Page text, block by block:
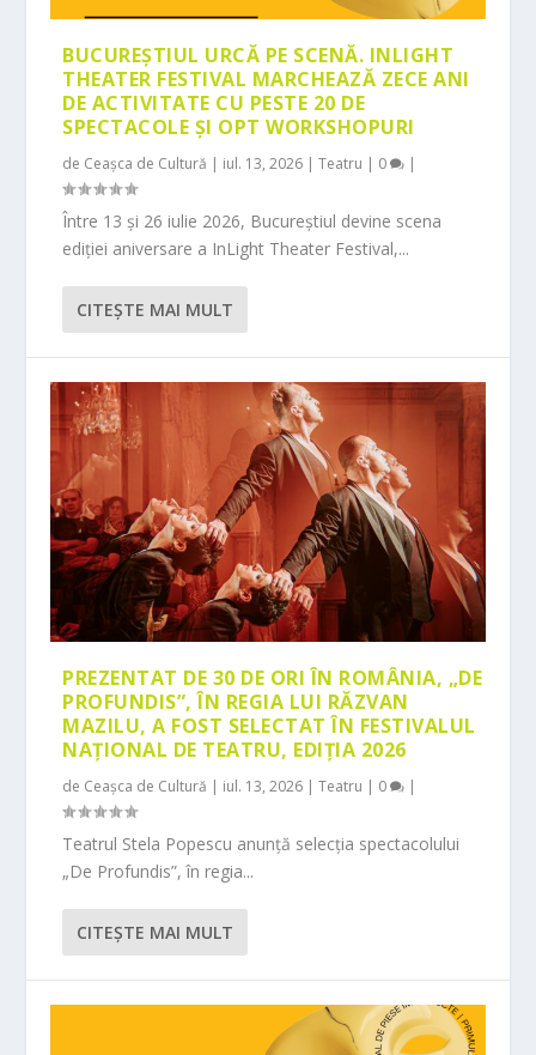
BUCUREȘTIUL URCĂ PE SCENĂ. INLIGHT
THEATER FESTIVAL MARCHEAZĂ ZECE ANI
DE ACTIVITATE CU PESTE 20 DE
SPECTACOLE ȘI OPT WORKSHOPURI
de Ceașca de Cultură | iul. 13, 2026 |Teatru | 0 |
Între 13 și 26 iulie 2026, Bucureștiul devine scena
ediției aniversare a InLight Theater Festival,...
CITEŞTE MAI MULT
PREZENTAT DE 30 DE ORI ÎN ROMÂNIA, „DE
PROFUNDIS”, ÎN REGIA LUI RĂZVAN
MAZILU, A FOST SELECTAT ÎN FESTIVALUL
NAȚIONAL DE TEATRU, EDIȚIA 2026
de Ceașca de Cultură | iul. 13, 2026 |Teatru | 0 |
Teatrul Stela Popescu anunță selecția spectacolului
„De Profundis”, în regia...
CITEŞTE MAI MULT